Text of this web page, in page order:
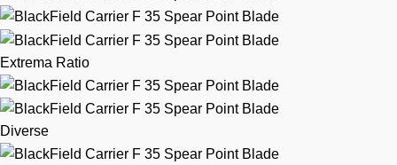
Extrema Ratio
Diverse